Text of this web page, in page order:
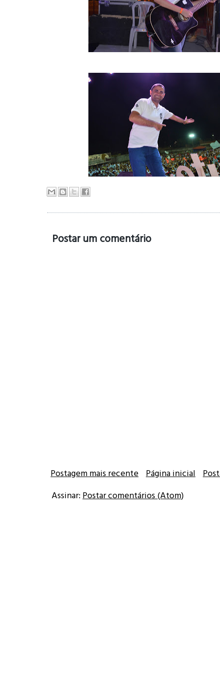
Postar um comentário
Postagem mais recente Página inicial
Assinar: Postar comentários (Atom)